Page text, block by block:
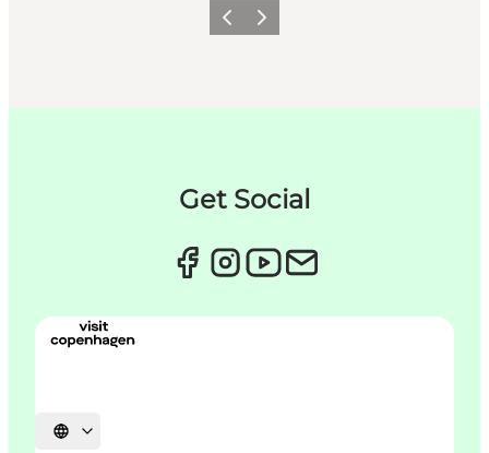
Previous
Next
Get Social
Select language